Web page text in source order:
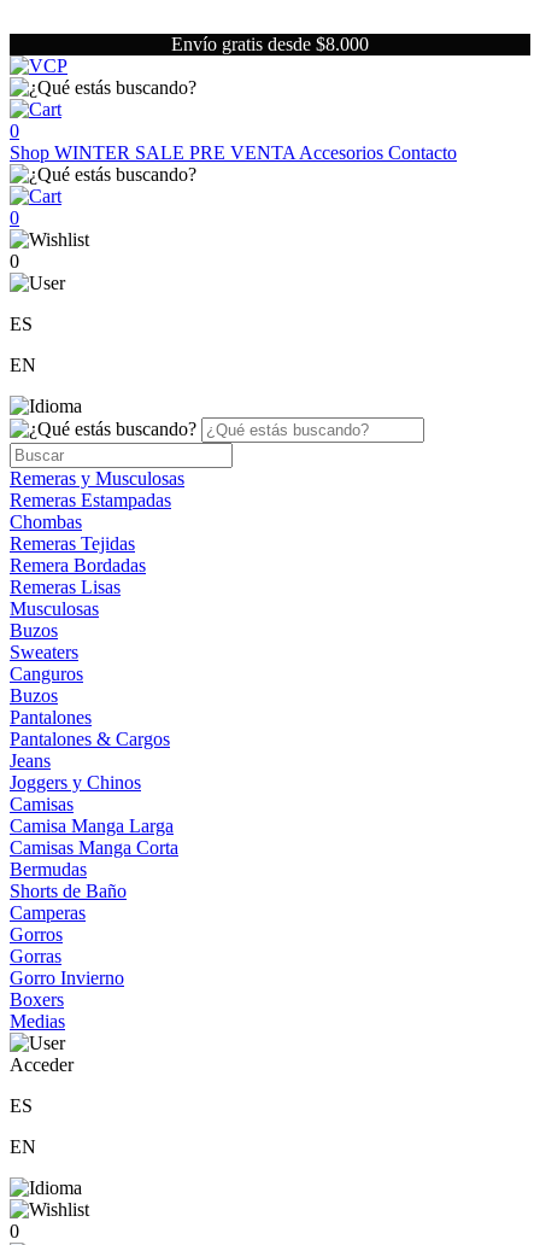
Envío gratis desde $8.000
0
Shop WINTER SALE PRE VENTA Accesorios Contacto
0
0
ES
EN
Remeras y Musculosas
Remeras Estampadas
Chombas
Remeras Tejidas
Remera Bordadas
Remeras Lisas
Musculosas
Buzos
Sweaters
Canguros
Buzos
Pantalones
Pantalones & Cargos
Jeans
Joggers y Chinos
Camisas
Camisa Manga Larga
Camisas Manga Corta
Bermudas
Shorts de Baño
Camperas
Gorros
Gorras
Gorro Invierno
Boxers
Medias
Acceder
ES
EN
0